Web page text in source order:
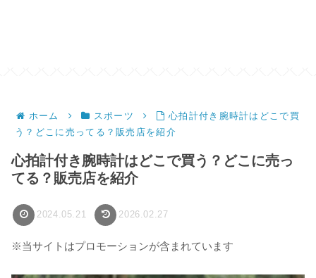
ホーム スポーツ
心拍計付き腕時計はどこで買
う？どこに売ってる？販売店を紹介
心拍計付き腕時計はどこで買う？どこに売っ
てる？販売店を紹介
2024.05.21 2026.02.27
※当サイトはプロモーションが含まれています